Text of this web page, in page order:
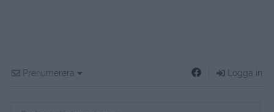
Prenumerera Logga in